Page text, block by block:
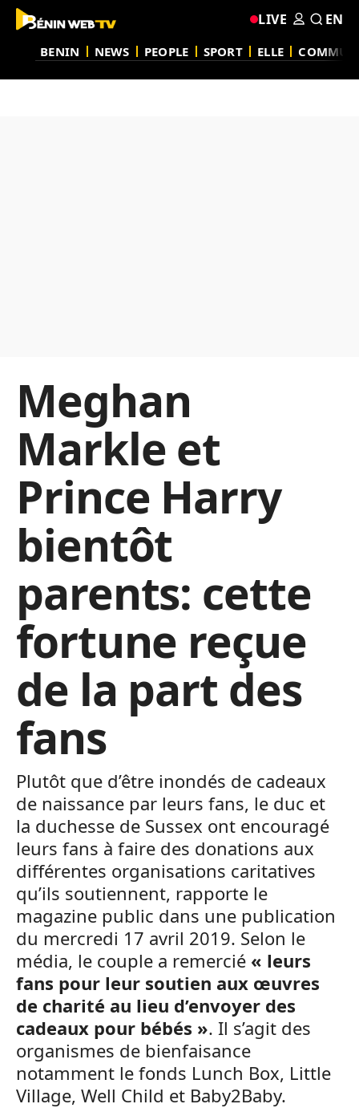
BENIN NEWS PEOPLE SPORT ELLE
LIVE EN
Meghan
Markle et
Prince Harry
bientôt
parents: cette
fortune reçue
de la part des
fans
Plutôt que d’être inondés de cadeaux
de naissance par leurs fans, le duc et
la duchesse de Sussex ont encouragé
leurs fans à faire des donations aux
différentes organisations caritatives
qu’ils soutiennent, rapporte le
magazine public dans une publication
du mercredi 17 avril 2019. Selon le
média, le couple a remercié « leurs
fans pour leur soutien aux œuvres
de charité au lieu d’envoyer des
cadeaux pour bébés ». Il s’agit des
organismes de bienfaisance
notamment le fonds Lunch Box, Little
Village, Well Child et Baby2Baby.